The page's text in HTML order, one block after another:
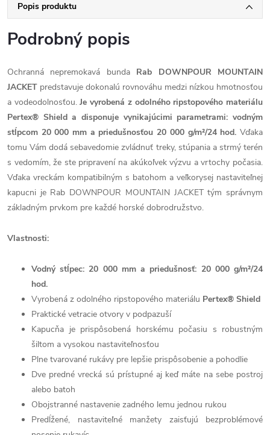
Popis produktu
Podrobný popis
Ochranná nepremokavá bunda Rab DOWNPOUR MOUNTAIN
JACKET predstavuje dokonalú rovnováhu medzi nízkou hmotnosťou
a vodeodolnosťou.Je vyrobená z odolného ripstopového materiálu
Pertex® Shield a disponuje vynikajúcimi parametrami: vodným
stĺpcom 20 000 mm a priedušnosťou 20 000 g/m²/24 hod. Vďaka
tomu Vám dodá sebavedomie zvládnuť treky, stúpania a strmý terén
s vedomím, že ste pripravení na akúkoľvek výzvu a vrtochy počasia.
Vďaka vreckám kompatibilným s batohom a veľkorysej nastaviteľnej
kapucni je Rab DOWNPOUR MOUNTAIN JACKET tým správnym
základným prvkom pre každé horské dobrodružstvo.
Vlastnosti:
Vodný stĺpec: 20 000 mm a priedušnosť: 20 000 g/m²/24
hod.
Vyrobená z odolného ripstopového materiálu Pertex® Shield
Praktické vetracie otvory v podpazuší
Kapucňa je prispôsobená horskému počasiu s robustným
šiltom a vysokou nastaviteľnosťou
Plne tvarované rukávy pre lepšie prispôsobenie a pohodlie
Dve predné vrecká sú prístupné aj keď máte na sebe postroj
alebo batoh
Obojstranné nastavenie zadného lemu jednou rukou
Predĺžené, nastaviteľné manžety zaisťujú bezproblémové